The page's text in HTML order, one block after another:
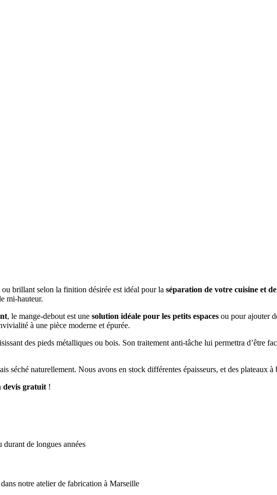
ou brillant selon la finition désirée est idéal pour la séparation de votre cuisine et
mi-hauteur.
, le mange-debout est une solution idéale pour les petits espaces ou pour ajouter
à une pièce moderne et épurée.
des pieds métalliques ou bois. Son traitement anti-tâche lui permettra d’être
séché naturellement. Nous avons en stock différentes épaisseurs, et des plateaux
devis gratuit !
durant de longues années
notre atelier de fabrication à Marseille